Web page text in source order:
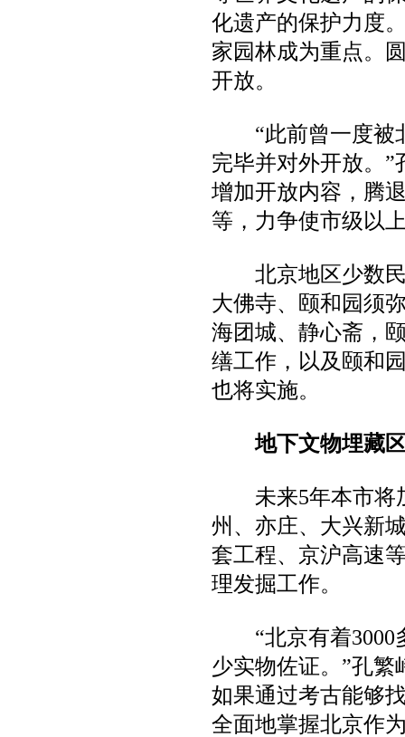
化遗产的保护力度
家园林成为重点。
开放。
“此前曾一度被北
完毕并对外开放。
增加开放内容，腾
等，力争使市级以
北京地区少数民
大佛寺、颐和园须
海团城、静心斋，
缮工作，以及颐和
也将实施。
地下文物埋藏区
未来5年本市将加
州、亦庄、大兴新
套工程、京沪高速
理发掘工作。
“北京有着3000
少实物佐证。”孔
如果通过考古能够
全面地掌握北京作